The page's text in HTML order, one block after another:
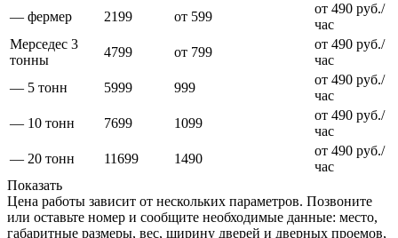
— фермер
2199 от 599
от 490 руб./
час
Мерседес 3
тонны
4799 от 799
от 490 руб./
час
— 5 тонн
5999 999
от 490 руб./
час
— 10 тонн
7699 1099
от 490 руб./
час
— 20 тонн
11699 1490
от 490 руб./
час
Показать
Цена работы зависит от нескольких параметров. Позвоните
или оставьте номер и сообщите необходимые данные: место,
габаритные размеры, вес, ширину дверей и дверных проемов,